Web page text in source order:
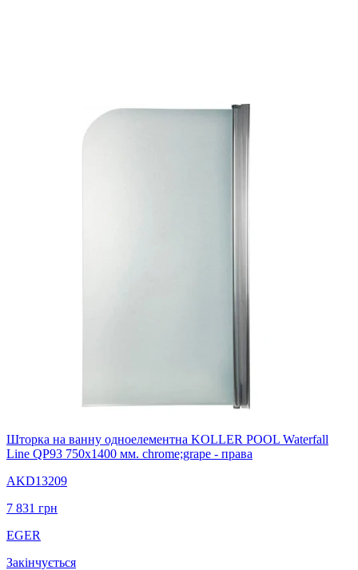
Шторка на ванну одноелементна KOLLER POOL Waterfall
Line QP93 750х1400 мм. chrome;grape - права
AKD13209
7 831 грн
EGER
Закінчується